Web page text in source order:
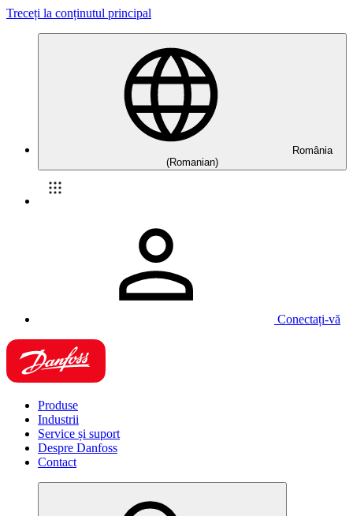
Treceți la conținutul principal
România
(Romanian)
Conectați-vă
Produse
Industrii
Service și suport
Despre Danfoss
Contact